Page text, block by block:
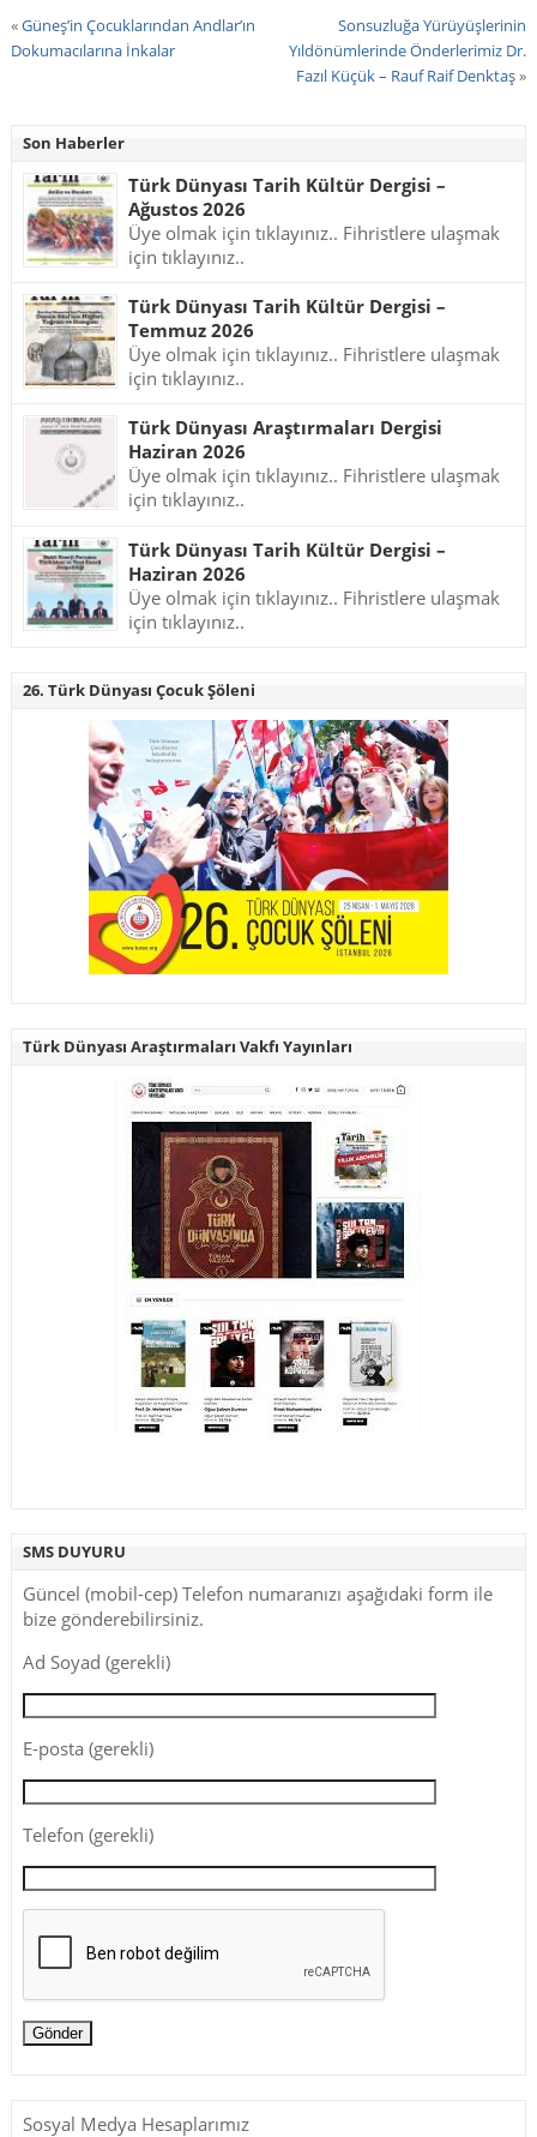
«Güneş’in Çocuklarından Andlar’ın
Dokumacılarına İnkalar
Sonsuzluğa Yürüyüşlerinin
Yıldönümlerinde Önderlerimiz Dr.
Fazıl Küçük – Rauf Raif Denktaş»
Son Haberler
Türk Dünyası Tarih Kültür Dergisi –
Ağustos 2026
Üye olmak için tıklayınız.. Fihristlere ulaşmak
için tıklayınız..
Türk Dünyası Tarih Kültür Dergisi –
Temmuz 2026
Üye olmak için tıklayınız.. Fihristlere ulaşmak
için tıklayınız..
Türk Dünyası Araştırmaları Dergisi
Haziran 2026
Üye olmak için tıklayınız.. Fihristlere ulaşmak
için tıklayınız..
Türk Dünyası Tarih Kültür Dergisi –
Haziran 2026
Üye olmak için tıklayınız.. Fihristlere ulaşmak
için tıklayınız..
26. Türk Dünyası Çocuk Şöleni
Türk Dünyası Araştırmaları Vakfı Yayınları
SMS DUYURU
Güncel (mobil-cep) Telefon numaranızı aşağıdaki form ile
bize gönderebilirsiniz.
Ad Soyad (gerekli)
E-posta (gerekli)
Telefon (gerekli)
Sosyal Medya Hesaplarımız